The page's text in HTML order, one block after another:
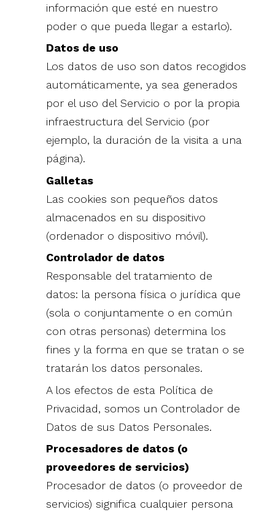
información que esté en nuestro
poder o que pueda llegar a estarlo).
Datos de uso
Los datos de uso son datos recogidos
automáticamente, ya sea generados
por el uso del Servicio o por la propia
infraestructura del Servicio (por
ejemplo, la duración de la visita a una
página).
Galletas
Las cookies son pequeños datos
almacenados en su dispositivo
(ordenador o dispositivo móvil).
Controlador de datos
Responsable del tratamiento de
datos: la persona física o jurídica que
(sola o conjuntamente o en común
con otras personas) determina los
fines y la forma en que se tratan o se
tratarán los datos personales.
A los efectos de esta Política de
Privacidad, somos un Controlador de
Datos de sus Datos Personales.
Procesadores de datos (o
proveedores de servicios)
Procesador de datos (o proveedor de
servicios) significa cualquier persona